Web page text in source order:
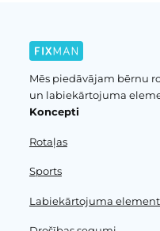
Mēs piedāvājam bērnu
un labiekārtojuma
Koncepti
Rotaļas
Sports
Labiekārtojuma